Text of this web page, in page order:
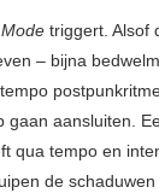
triggert. Alsof
– bijna
gaan aansluiten.
qua tempo en
de